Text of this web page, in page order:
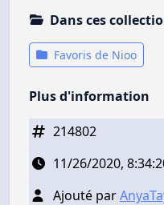
Dans ces
Favoris de Nioo
Plus d'information
214802
11/26/2020,
Ajouté par